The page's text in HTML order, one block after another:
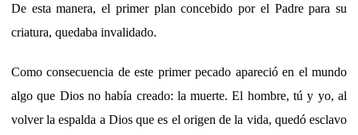
De esta manera, el primer plan concebido por el Padre para su
criatura, quedaba invalidado.
Como consecuencia de este primer pecado apareció en el mundo
algo que Dios no había creado: la muerte. El hombre, tú y yo, al
volver la espalda a Dios que es el origen de la vida, quedó esclavo